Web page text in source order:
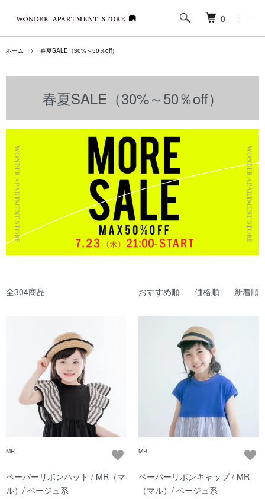
0
ホーム 春夏SALE（30%～50％off）
春夏SALE（30%～50％off）
全304商品 おすすめ順 価格順 新着順
MR
ペーパーリボンハット / MR（マ
ル）/ ベージュ系
MR
ペーパーリボンキャップ / MR
（マル）/ ベージュ系